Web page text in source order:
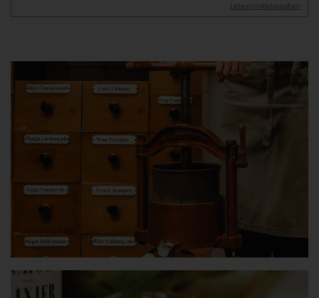
Lebensmittel­angaben